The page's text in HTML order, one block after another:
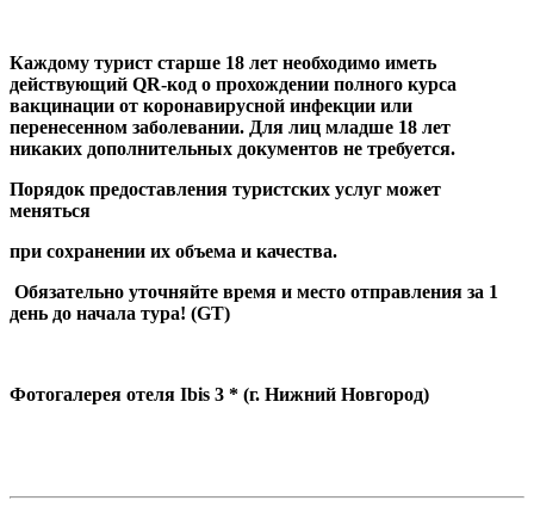
Каждому турист старше 18 лет необходимо иметь
действующий QR-код о прохождении полного курса
вакцинации от коронавирусной инфекции или
перенесенном заболевании. Для лиц младше 18 лет
никаких дополнительных документов не требуется.
Порядок предоставления туристских услуг может
меняться
при сохранении их объема и качества.
Обязательно уточняйте время и место отправления за 1
день до начала тура! (GT)
Фотогалерея отеля Ibis 3 * (г. Нижний Новгород)